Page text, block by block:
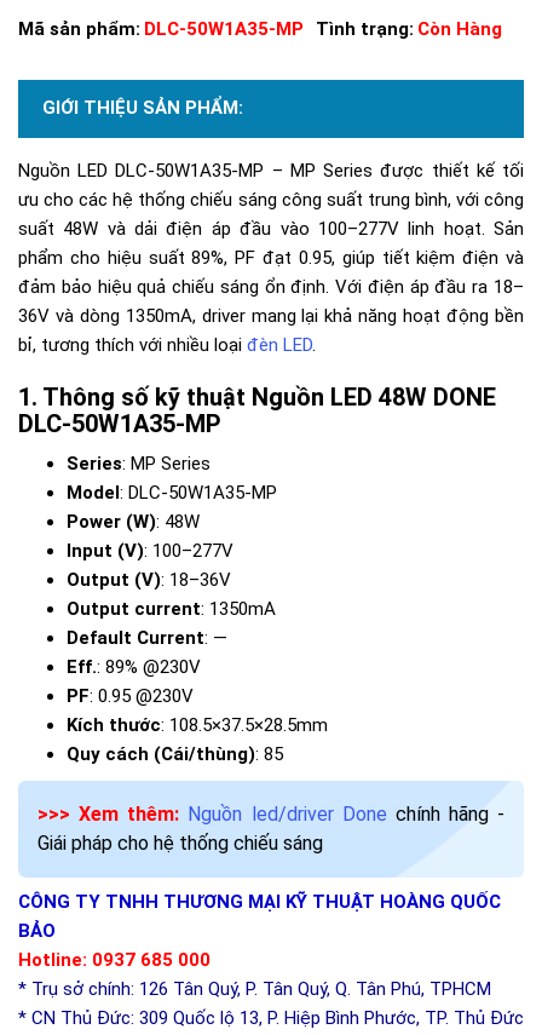
Mã sản phẩm: DLC-50W1A35-MP Tình trạng: Còn Hàng
GIỚI THIỆU SẢN PHẨM:
Nguồn LED DLC-50W1A35-MP – MP Series được thiết kế tối
ưu cho các hệ thống chiếu sáng công suất trung bình, với công
suất 48W và dải điện áp đầu vào 100–277V linh hoạt. Sản
phẩm cho hiệu suất 89%, PF đạt 0.95, giúp tiết kiệm điện và
đảm bảo hiệu quả chiếu sáng ổn định. Với điện áp đầu ra 18–
36V và dòng 1350mA, driver mang lại khả năng hoạt động bền
bỉ, tương thích với nhiều loại đèn LED.
Thông số kỹ thuật Nguồn LED 48W DONE
DLC-50W1A35-MP
Series: MP Series
Model: DLC-50W1A35-MP
Power (W): 48W
Input (V): 100–277V
Output (V): 18–36V
Output current: 1350mA
Default Current: —
Eff.: 89% @230V
PF: 0.95 @230V
Kích thước: 108.5×37.5×28.5mm
Quy cách (Cái/thùng): 85
>>> Xem thêm: Nguồn led/driver Done chính hãng -
Giái pháp cho hệ thống chiếu sáng
CÔNG TY TNHH THƯƠNG MẠI KỸ THUẬT HOÀNG QUỐC
BẢO
Hotline: 0937 685 000
* Trụ sở chính: 126 Tân Quý, P. Tân Quý, Q. Tân Phú, TPHCM
* CN Thủ Đức: 309 Quốc lộ 13, P. Hiệp Bình Phước, TP. Thủ Đức